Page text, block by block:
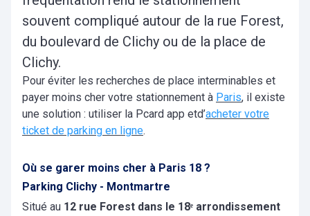
souvent compliqué autour de la rue Forest,
du boulevard de Clichy ou de la place de
Clichy.
Pour éviter les recherches de place interminables et
payer moins cher votre stationnement à Paris, il existe
une solution : utiliser la Pcard app etd’acheter votre
ticket de parking en ligne.
Où se garer moins cher à Paris 18 ?
Parking Clichy - Montmartre
Situé au 12 rue Forest dans le 18ᵉ arrondissement